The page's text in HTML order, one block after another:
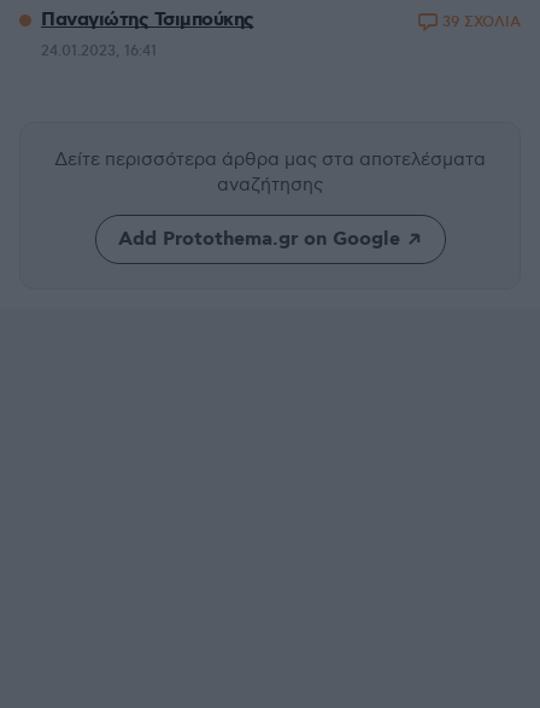
Παναγιώτης Τσιμπούκης
24.01.2023, 16:41
39 ΣΧΟΛΙΑ
Δείτε περισσότερα άρθρα μας στα αποτελέσματα
αναζήτησης
Add Protothema.gr on Google